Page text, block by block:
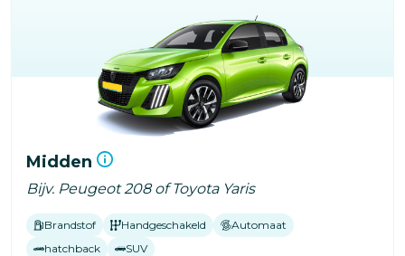
Midden
Bijv. Peugeot 208 of Toyota Yaris
Brandstof Handgeschakeld
Automaat
hatchback
SUV